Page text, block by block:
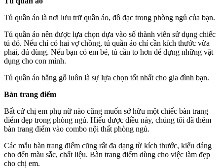
Tủ quần áo là nơi lưu trữ quần áo, đồ đạc trong phòng ngủ của bạn.
Tủ quần áo nên được lựa chọn dựa vào số thành viên sử dụng chiếc
tủ đó. Nếu chỉ có hai vợ chồng, tủ quần áo chỉ cần kích thước vừa
phải, đủ dùng. Nếu bạn có em bé, tủ cần to hơn để đựng những vật
dụng cho con mình.
Tủ quần áo bằng gỗ luôn là sự lựa chọn tốt nhất cho gia đình bạn.
Bàn trang điểm
Bất cứ chị em phụ nữ nào cũng muốn sở hữu một chiếc bàn trang
điểm đẹp trong phòng ngủ. Hiểu được điều này, chúng tôi đã thêm
bàn trang điểm vào combo nội thất phòng ngủ.
Các mẫu bàn trang điểm cũng rất đa dạng từ kích thước, kiểu dáng
cho đến màu sắc, chất liệu. Bàn trang điểm dùng cho việc làm đẹp
cho chị em.